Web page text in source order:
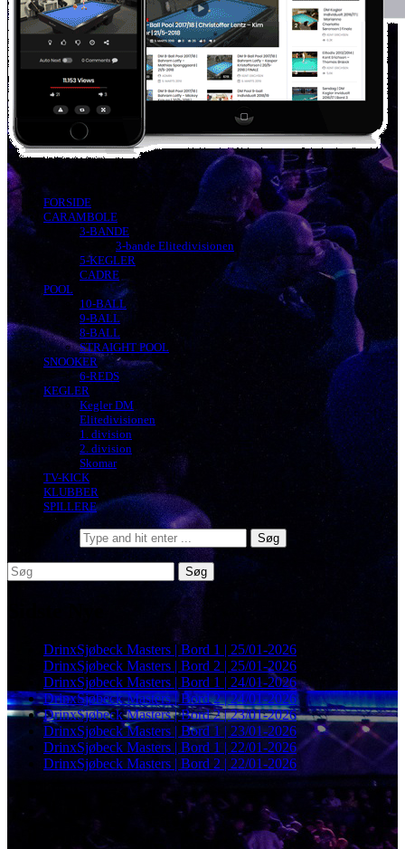
FORSIDE
CARAMBOLE
3-BANDE
3-bande Elitedivisionen
5-KEGLER
CADRE
POOL
10-BALL
9-BALL
8-BALL
STRAIGHT POOL
SNOOKER
6-REDS
KEGLER
Kegler DM
Elitedivisionen
1. division
2. division
Skomar
TV-KICK
KLUBBER
SPILLERE
DrinxSjøbeck Masters | Bord 1 | 25/01-2026
DrinxSjøbeck Masters | Bord 2 | 25/01-2026
DrinxSjøbeck Masters | Bord 1 | 24/01-2026
DrinxSjøbeck Masters | Bord 2 | 24/01-2026
DrinxSjøbeck Masters | Bord 2 | 23/01-2026
DrinxSjøbeck Masters | Bord 1 | 23/01-2026
DrinxSjøbeck Masters | Bord 1 | 22/01-2026
DrinxSjøbeck Masters | Bord 2 | 22/01-2026